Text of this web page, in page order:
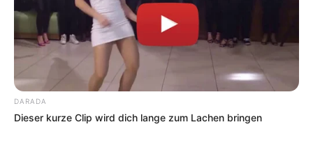
DARADA
Dieser kurze Clip wird dich lange zum Lachen bringen